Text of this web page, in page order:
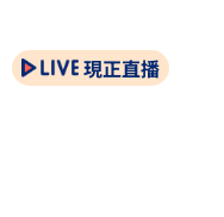
現正直播